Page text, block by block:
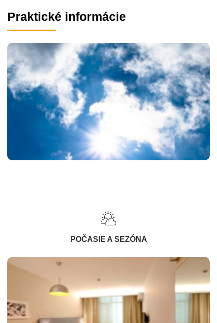
Praktické informácie
POČASIE A SEZÓNA